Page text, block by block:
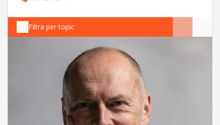
Filtra per topic